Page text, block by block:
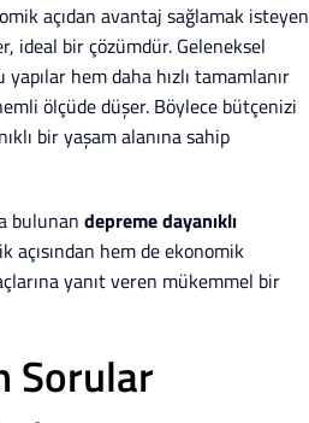
açıdan avantaj sağlamak isteyen
ideal bir çözümdür. Geleneksel
hem daha hızlı tamamlanır
ölçüde düşer. Böylece bütçenizi
bir yaşam alanına sahip
bulunan depreme dayanıklı
açısından hem de ekonomik
yanıt veren mükemmel bir
Sorular